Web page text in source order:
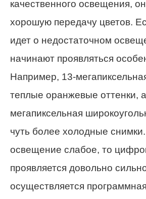
качественного освещения,
хорошую передачу цветов.
идет о недостаточном
начинают проявляться
Например, 13-
теплые оранжевые оттенки,
мегапиксельная
чуть более холодные
освещение слабое, то
проявляется довольно
осуществляется